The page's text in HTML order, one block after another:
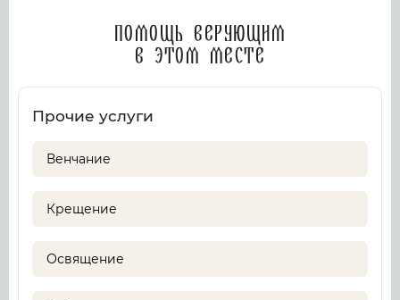
Помощь верующим
в этом месте
Прочие услуги
Венчание
Крещение
Освящение